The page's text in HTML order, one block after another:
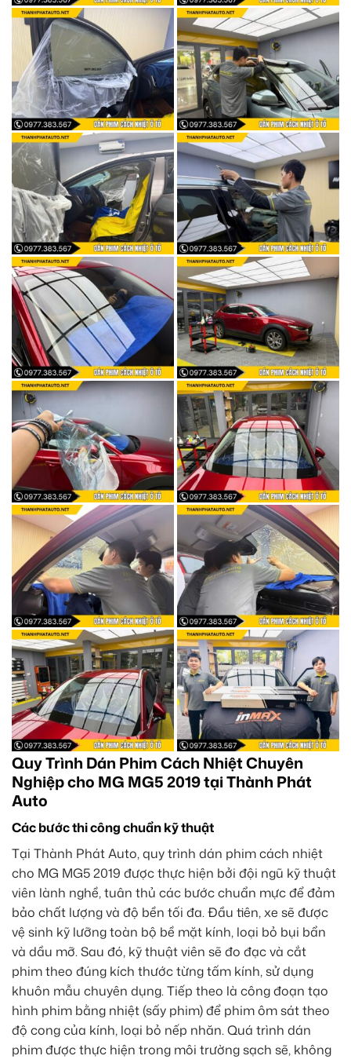
Quy Trình Dán Phim Cách Nhiệt Chuyên
Nghiệp cho MG MG5 2019 tại Thành Phát
Auto
Các bước thi công chuẩn kỹ thuật
Tại Thành Phát Auto, quy trình dán phim cách nhiệt
cho MG MG5 2019 được thực hiện bởi đội ngũ kỹ thuật
viên lành nghề, tuân thủ các bước chuẩn mực để đảm
bảo chất lượng và độ bền tối đa. Đầu tiên, xe sẽ được
vệ sinh kỹ lưỡng toàn bộ bề mặt kính, loại bỏ bụi bẩn
và dầu mỡ. Sau đó, kỹ thuật viên sẽ đo đạc và cắt
phim theo đúng kích thước từng tấm kính, sử dụng
khuôn mẫu chuyên dụng. Tiếp theo là công đoạn tạo
hình phim bằng nhiệt (sấy phim) để phim ôm sát theo
độ cong của kính, loại bỏ nếp nhăn. Quá trình dán
phim được thực hiện trong môi trường sạch sẽ, không